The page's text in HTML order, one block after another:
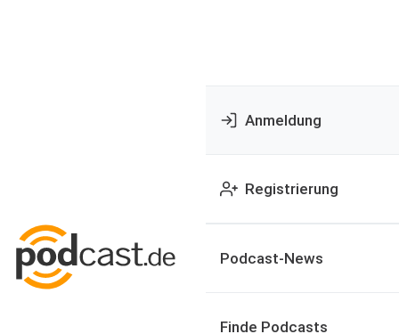
Anmeldung
Registrierung
Podcast-News
Finde Podcasts